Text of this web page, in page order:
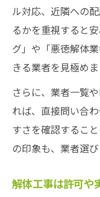
解体工事
要性
安心のために
解体業者
法
担当者の
する
解体業者
解体業者
ル対応、近隣への
るかを重視すると
グ」や「悪徳解体
きる業者を見極めま
さらに、業者一覧
れば、直接問い合
すさを確認するこ
の印象も、業者選
解体工事は許可や